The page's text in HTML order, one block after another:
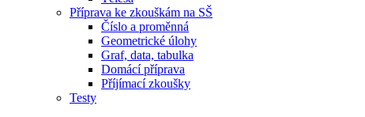
Příprava ke zkouškám na SŠ
Číslo a proměnná
Geometrické úlohy
Graf, data, tabulka
Domácí příprava
Příjímací zkoušky
Testy